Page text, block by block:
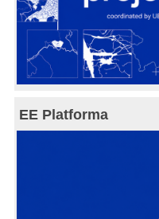
EE Platforma